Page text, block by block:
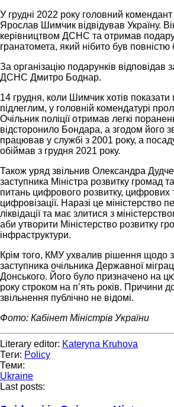
У грудні 2022 року головний комендант
Ярослав Шимчик відвідував Україну.
керівництвом ДСНС та отримав
гранатомета, який нібито був повністю
За організацію подарунків відповідав
ДСНС Дмитро Боднар.
14 грудня, коли Шимчик хотів показати
підлеглим, у головній комендатурі
Очільник поліції отримав легкі
відсторонило Бондара, а згодом його
працював у службі з 2001 року, а
обіймав з грудня 2021 року.
Також уряд звільнив Олександра
заступника Міністра розвитку громад
питань цифрового розвитку, цифрових
цифровізації. Наразі це міністерство
ліквідації та має злитися з
аби утворити Міністерство розвитку
інфраструктури.
Крім того, КМУ ухвалив рішення щодо
заступника очільника Державної
Донського. Його було призначено на
року строком на пʼять років. Причини
звільнення публічно не відомі.
Фото: Кабінет Міністрів України
Literary editor: Kateryna Kruhova
Теги: Policy
Теми:
Ukraine
Last posts: